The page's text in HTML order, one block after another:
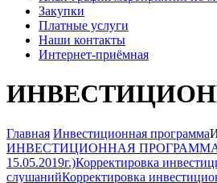
Закупки
Платные услуги
Наши контакты
Интернет-приёмная
Главная Инвестиционная программа
ИНВЕСТИЦИОННАЯ ПРОГРАММА
15.05.2019г.)Корректировка
слушанийКорректировка